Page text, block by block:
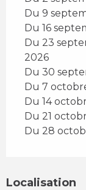
Du 9
Du 16
Du 23
2026
Du 30
Du 7
Du 14
Du 21
Du 28
Localisation